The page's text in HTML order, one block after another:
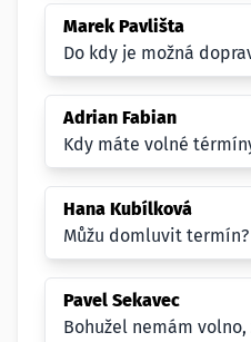
Marek Pavlišta
Do kdy je možná
Adrian Fabian
Kdy máte volné
Hana Kubílková
Můžu domluvit termín?
Pavel Sekavec
Bohužel nemám